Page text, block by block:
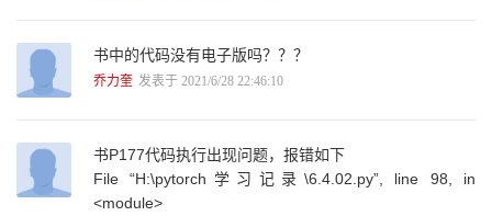
第5章 Python基础 72
5.1 Python简介 72
5.2.2 环境管理 76
5.2.3 环境包管理 77
5.2.4 Jupyter Notebook的安装 79
书中的代码没有电子版吗？？？
乔力奎 发表于 2021/6/28 22:46:10
书P177代码执行出现问题，报错如下
File “H:\pytorch学习记录\6.4.02.py”, line 98, in
<module>